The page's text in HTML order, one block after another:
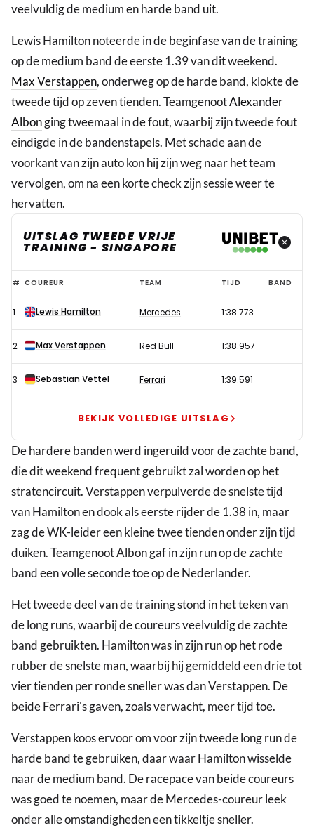
veelvuldig de medium en harde band uit.
Lewis Hamilton noteerde in de beginfase van de training
op de medium band de eerste 1.39 van dit weekend.
Max Verstappen, onderweg op de harde band, klokte de
tweede tijd op zeven tienden. TeamgenootAlexander
Albonging tweemaal in de fout, waarbij zijn tweede fout
eindigde in de bandenstapels. Met schade aan de
voorkant van zijn auto kon hij zijn weg naar het team
vervolgen, om na een korte check zijn sessie weer te
hervatten.
UITSLAG TWEEDE VRIJE
TRAINING - SINGAPORE
Hamilton
en
Verstappen
verreweg
in
GP
Singapore
# COUREUR TEAM TIJD BAND
1 Lewis Hamilton Mercedes 1:38.773
2 Max Verstappen Red Bull 1:38.957
3 Sebastian Vettel Ferrari 1:39.591
BEKIJK VOLLEDIGE UITSLAG
De hardere banden werd ingeruild voor de zachte band,
die dit weekend frequent gebruikt zal worden op het
stratencircuit. Verstappen verpulverde de snelste tijd
van Hamilton en dook als eerste rijder de 1.38 in, maar
zag de WK-leider een kleine twee tienden onder zijn tijd
duiken. Teamgenoot Albon gaf in zijn run op de zachte
band een volle seconde toe op de Nederlander.
Het tweede deel van de training stond in het teken van
de long runs, waarbij de coureurs veelvuldig de zachte
band gebruikten. Hamilton was in zijn run op het rode
rubber de snelste man, waarbij hij gemiddeld een drie tot
vier tienden per ronde sneller was dan Verstappen. De
beide Ferrari's gaven, zoals verwacht, meer tijd toe.
Verstappen koos ervoor om voor zijn tweede long run de
harde band te gebruiken, daar waar Hamilton wisselde
naar de medium band. De racepace van beide coureurs
was goed te noemen, maar de Mercedes-coureur leek
onder alle omstandigheden een tikkeltje sneller.